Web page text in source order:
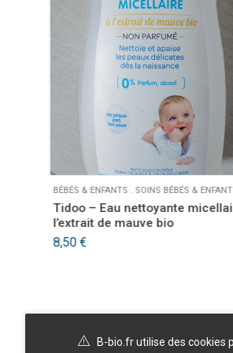
BÉBÉS & ENFANTS . SOINS BÉBÉS &
Tidoo – Eau nettoyante
l’extrait de mauve bio
8,50 €
B-bio.fr utilise des cookies